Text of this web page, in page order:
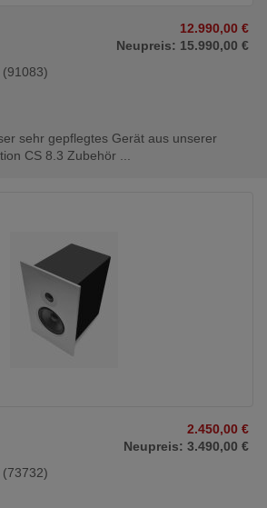
12.990,00 €
Neupreis: 15.990,00 €
sehr gepflegtes Gerät aus unserer
CS 8.3 Zubehör ...
2.450,00 €
Neupreis: 3.490,00 €